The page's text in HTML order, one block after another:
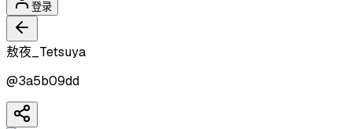
登录
敖夜_Tetsuya
@3a5b09dd